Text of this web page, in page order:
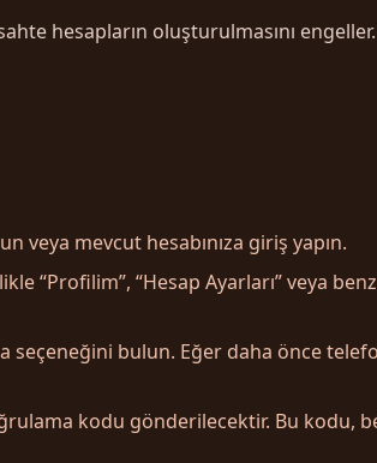
hesapların oluşturulmasını
veya mevcut hesabınıza giriş yapın.
“Profilim”, “Hesap Ayarları” veya
bulun. Eğer daha önce
kodu gönderilecektir. Bu kodu,